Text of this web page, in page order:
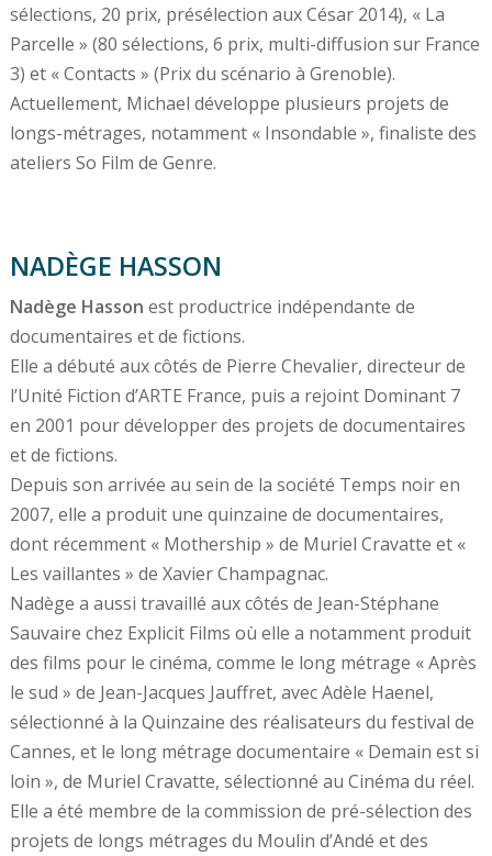
sélections, 20 prix, présélection aux César 2014), « La
Parcelle » (80 sélections, 6 prix, multi-diffusion sur France
3) et « Contacts » (Prix du scénario à Grenoble).
Actuellement, Michael développe plusieurs projets de
longs-métrages, notamment « Insondable », finaliste des
ateliers So Film de Genre.
NADÈGE HASSON
Nadège Hasson est productrice indépendante de
documentaires et de fictions.
Elle a débuté aux côtés de Pierre Chevalier, directeur de
l’Unité Fiction d’ARTE France, puis a rejoint Dominant 7
en 2001 pour développer des projets de documentaires
et de fictions.
Depuis son arrivée au sein de la société Temps noir en
2007, elle a produit une quinzaine de documentaires,
dont récemment « Mothership » de Muriel Cravatte et «
Les vaillantes » de Xavier Champagnac.
Nadège a aussi travaillé aux côtés de Jean-Stéphane
Sauvaire chez Explicit Films où elle a notamment produit
des films pour le cinéma, comme le long métrage « Après
le sud » de Jean-Jacques Jauffret, avec Adèle Haenel,
sélectionné à la Quinzaine des réalisateurs du festival de
Cannes, et le long métrage documentaire « Demain est si
loin », de Muriel Cravatte, sélectionné au Cinéma du réel.
Elle a été membre de la commission de pré-sélection des
projets de longs métrages du Moulin d’Andé et des